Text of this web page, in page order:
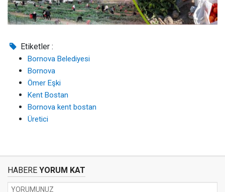
Etiketler :
Bornova Belediyesi
Bornova
Ömer Eşki
Kent Bostan
Bornova kent bostan
Üretici
HABERE YORUM KAT